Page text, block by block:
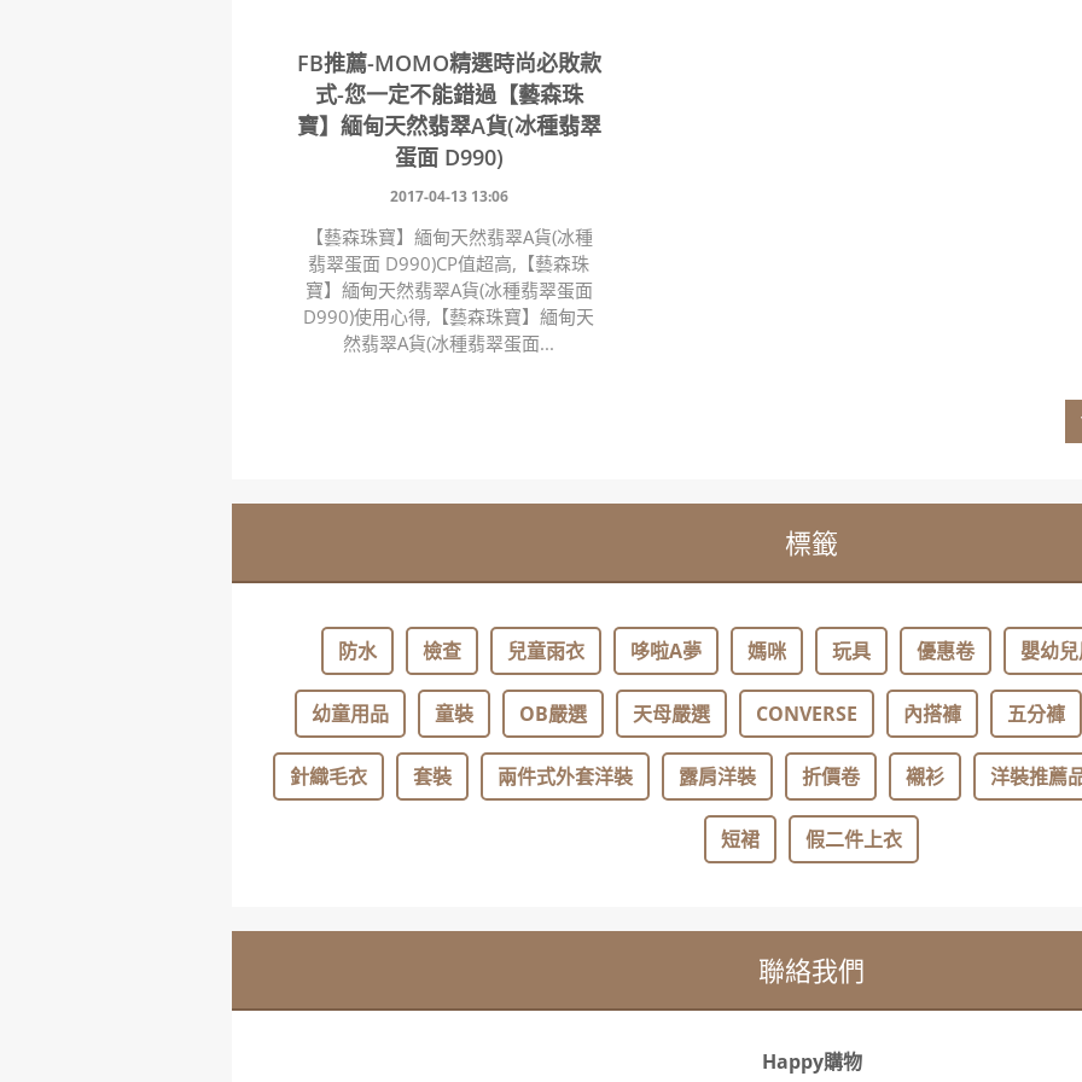
FB推薦-MOMO精選時尚必敗款
式-您一定不能錯過【藝森珠
寶】緬甸天然翡翠A貨(冰種翡翠
蛋面 D990)
2017-04-13 13:06
【藝森珠寶】緬甸天然翡翠A貨(冰種
翡翠蛋面 D990)CP值超高,【藝森珠
寶】緬甸天然翡翠A貨(冰種翡翠蛋面
D990)使用心得,【藝森珠寶】緬甸天
然翡翠A貨(冰種翡翠蛋面...
標籤
防水 檢查 兒童雨衣 哆啦A夢 媽咪 玩具 優惠卷 嬰幼
幼童用品 童裝 OB嚴選 天母嚴選 CONVERSE 內搭褲 五分褲
針織毛衣 套裝 兩件式外套洋裝 露肩洋裝 折價卷 襯衫 洋裝推薦
短裙 假二件上衣
聯絡我們
Happy購物